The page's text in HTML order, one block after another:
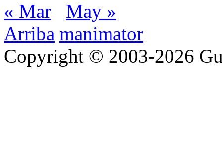
« Mar
May »
Arriba manimator
Copyright © 2003-2026